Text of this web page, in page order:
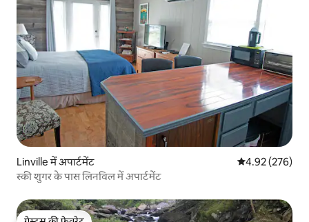
Linville में अपार्टमेंट औसत रेटिंग 5 में से
4.92 (276)
स्की शुगर के पास लिनविल में अपार्टमेंट